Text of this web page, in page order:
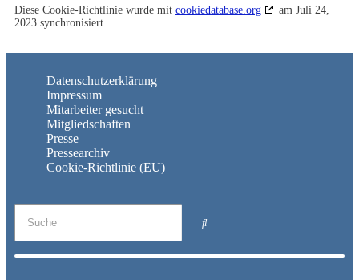
Diese Cookie-Richtlinie wurde mit cookiedatabase.org
am Juli 24,
2023 synchronisiert.
Datenschutzerklärung
Impressum
Mitarbeiter gesucht
Mitgliedschaften
Presse
Pressearchiv
Cookie-Richtlinie (EU)